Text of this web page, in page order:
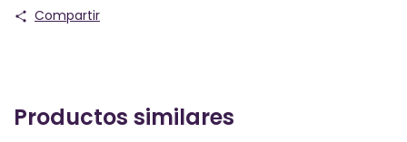
Compartir
Productos similares